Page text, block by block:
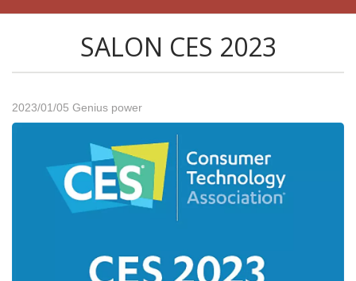
SALON CES 2023
2023/01/05 Genius power